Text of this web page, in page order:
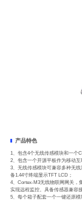
产品特色
1、包含4个无线传感模块和一个
2、包含一个开源平板作为移动
3、无线传感模块可兼容多种无
备1.44寸终端显示TFT LCD；
4、Cortex-M3无线物联网网关，
实现远程监控。具备传感器兼容
5、每个箱子配套一个一键还原